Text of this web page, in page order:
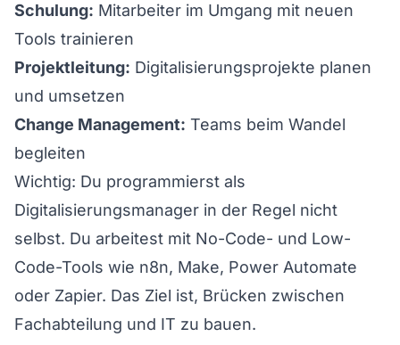
Schulung: Mitarbeiter im Umgang mit neuen
Tools trainieren
Projektleitung: Digitalisierungsprojekte planen
und umsetzen
Change Management: Teams beim Wandel
begleiten
Wichtig: Du programmierst als
Digitalisierungsmanager in der Regel nicht
selbst. Du arbeitest mit No-Code- und Low-
Code-Tools wie n8n, Make, Power Automate
oder Zapier. Das Ziel ist, Brücken zwischen
Fachabteilung und IT zu bauen.